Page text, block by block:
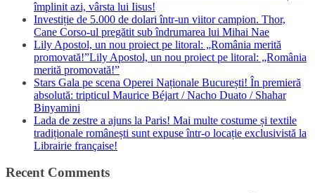
împlinit azi, vârsta lui Iisus!
Investiție de 5.000 de dolari într-un viitor campion. Thor,
Cane Corso-ul pregătit sub îndrumarea lui Mihai Nae
Lily Apostol, un nou proiect pe litoral: „România merită
promovată!”Lily Apostol, un nou proiect pe litoral: „România
merită promovată!”
Stars Gala pe scena Operei Naționale București! În premieră
absolută: tripticul Maurice Béjart / Nacho Duato / Shahar
Binyamini
Lada de zestre a ajuns la Paris! Mai multe costume și textile
tradiționale românești sunt expuse într-o locație exclusivistă la
Librairie française!
Recent Comments